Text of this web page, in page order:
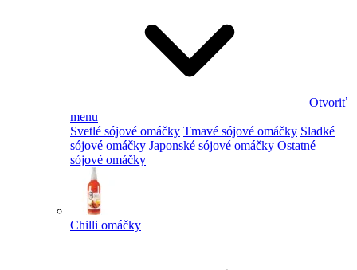
Otvoriť
menu
Svetlé sójové omáčky Tmavé sójové omáčky Sladké
sójové omáčky Japonské sójové omáčky Ostatné
sójové omáčky
Chilli omáčky